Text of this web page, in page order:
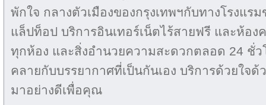
พักใจ กลางตัวเมืองของกรุงเทพฯกับทางโรงแร
แล็ปท็อป บริการอินเทอร์เน็ตไร้สายฟรี และห้อ
ทุกห้อง และสิ่งอำนวยความสะดวกตลอด 24 ชั่
คลายกับบรรยากาศที่เป็นกันเอง บริการด้วยใจ
มาอย่างดีเพื่อคุณ